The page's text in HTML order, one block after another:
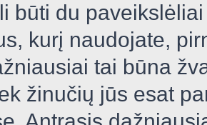
būti du
kurį naudojate,
tai būna
žinučių jūs esat